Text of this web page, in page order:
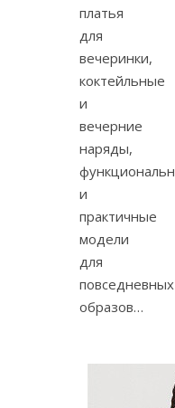
платья
для
вечеринки,
коктейльные
и
вечерние
наряды,
и
практичные
модели
для
повседневных
образов…